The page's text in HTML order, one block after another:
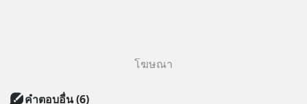
โฆษณา
คำตอบอื่น(6)